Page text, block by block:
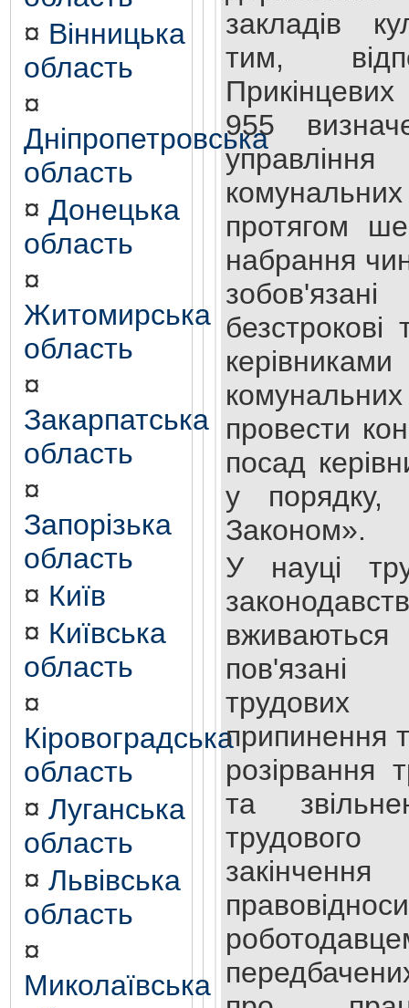
¤ Вінницька
область
¤
Дніпропетровська
область
¤ Донецька
область
¤
Житомирська
область
¤
Закарпатська
область
¤
Запорізька
область
¤ Київ
¤ Київська
область
¤
Кіровоградська
область
¤ Луганська
область
¤ Львівська
область
¤
Миколаївська
закладів
тим,
955
протягом
набрання
безстрокові
комунальних
провести
посад
у порядку,
Законом».
У науці
трудових
припинення
розірвання
та